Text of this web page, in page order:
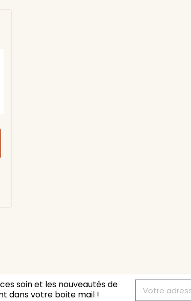
soin et les nouveautés de
dans votre boite mail !